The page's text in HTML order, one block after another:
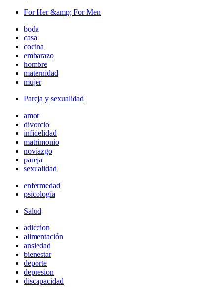
For Her &amp; For Men
boda
casa
cocina
embarazo
hombre
maternidad
mujer
Pareja y sexualidad
amor
divorcio
infidelidad
matrimonio
noviazgo
pareja
sexualidad
enfermedad
psicología
Salud
adiccion
alimentación
ansiedad
bienestar
deporte
depresion
discapacidad